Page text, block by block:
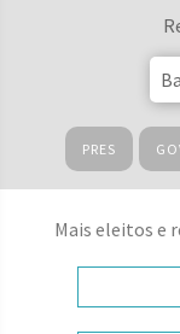
PRES
Mais eleitos e